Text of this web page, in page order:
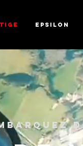
Epsilon